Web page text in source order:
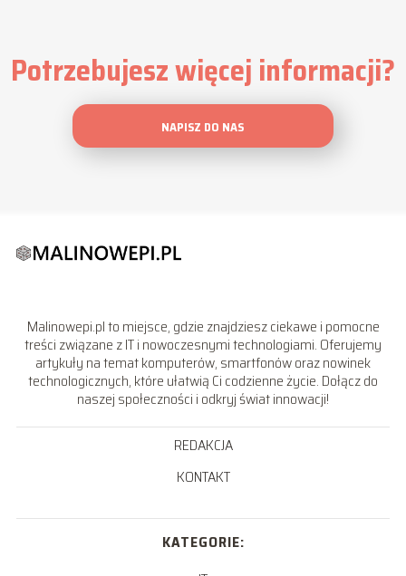
Potrzebujesz więcej informacji?
NAPISZ DO NAS
Malinowepi.pl to miejsce, gdzie znajdziesz ciekawe i pomocne
treści związane z IT i nowoczesnymi technologiami. Oferujemy
artykuły na temat komputerów, smartfonów oraz nowinek
technologicznych, które ułatwią Ci codzienne życie. Dołącz do
naszej społeczności i odkryj świat innowacji!
REDAKCJA
KONTAKT
KATEGORIE: